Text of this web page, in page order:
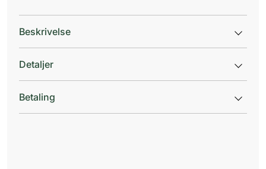
Beskrivelse
Detaljer
Betaling